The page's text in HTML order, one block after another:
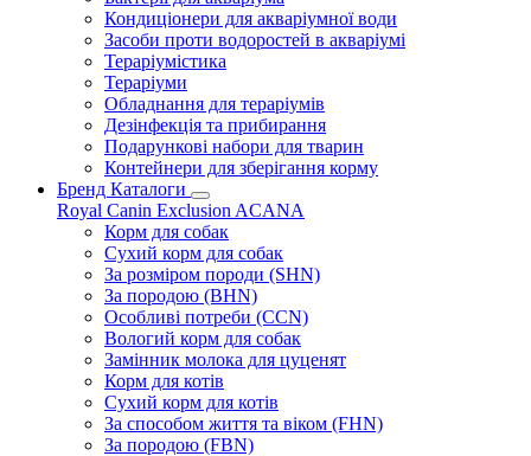
Кондиціонери для акваріумної води
Засоби проти водоростей в акваріумі
Тераріумістика
Тераріуми
Обладнання для тераріумів
Дезінфекція та прибирання
Подарункові набори для тварин
Контейнери для зберігання корму
Бренд Каталоги
Royal Canin Exclusion ACANA
Корм для собак
Сухий корм для собак
За розміром породи (SHN)
За породою (BHN)
Особливі потреби (CCN)
Вологий корм для собак
Замінник молока для цуценят
Корм для котів
Сухий корм для котів
За способом життя та віком (FHN)
За породою (FBN)